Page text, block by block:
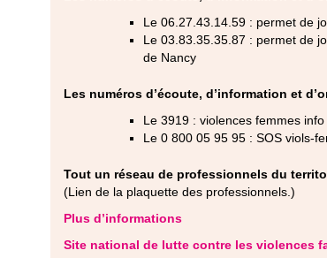
Le 06.27.43.14.59 : permet de
Le 03.83.35.35.87 : permet de
de Nancy
Les numéros d’écoute, d’information et
Le 3919 : violences femmes info
Le 0 800 05 95 95 : SOS viols-
Tout un réseau de professionnels du
(Lien de la plaquette des professionnels.)
Plus d’informations
Site national de lutte contre les violences